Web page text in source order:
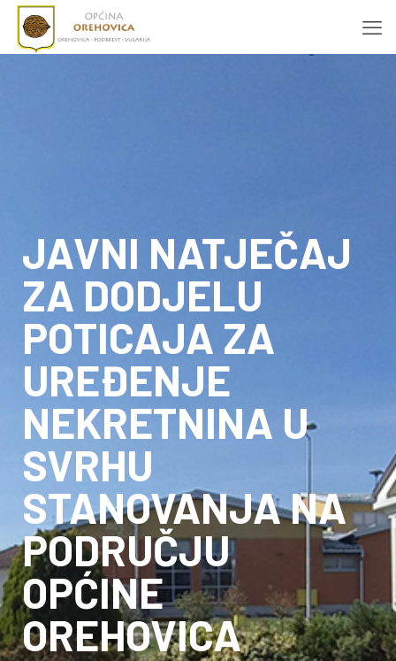
JAVNI NATJEČAJ
ZA DODJELU
POTICAJA ZA
UREĐENJE
NEKRETNINA U
SVRHU
STANOVANJA NA
PODRUČJU
OPĆINE
OREHOVICA